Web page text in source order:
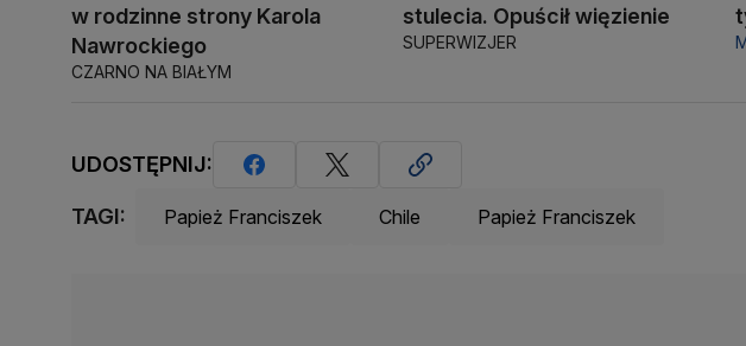
w rodzinne strony Karola
Nawrockiego
CZARNO NA BIAŁYM
stulecia. Opuścił więzienie
SUPERWIZJER
UDOSTĘPNIJ:
TAGI: Papież Franciszek Chile Papież Franciszek